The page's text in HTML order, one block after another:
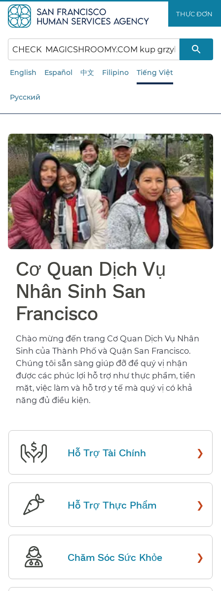
đến
nội
dung
chính​​
THỰC ĐƠN​​
English Español 中文 Filipino Tiếng Việt
Русский
Cơ Quan Dịch Vụ
Nhân Sinh San
Francisco​​
Chào mừng đến trang Cơ Quan Dịch Vụ Nhân
Sinh của Thành Phố và Quận San Francisco.
Chúng tôi sẵn sàng giúp đỡ để quý vị nhận
được các phúc lợi hỗ trợ như thực phẩm, tiền
mặt, việc làm và hỗ trợ y tế mà quý vị có khả
năng đủ điều kiện.​​
Hỗ Trợ Tài Chính ›
Hỗ Trợ Thực Phẩm ›
Chăm Sóc Sức Khỏe ›